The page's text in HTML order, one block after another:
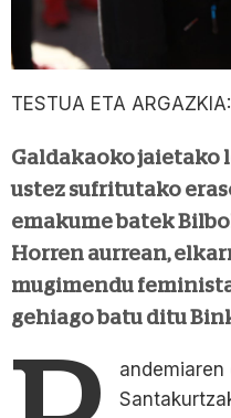
TESTUA ETA
Galdakaoko jaietako
ustez sufritutako
emakume batek
Horren aurrean,
mugimendu
gehiago batu ditu